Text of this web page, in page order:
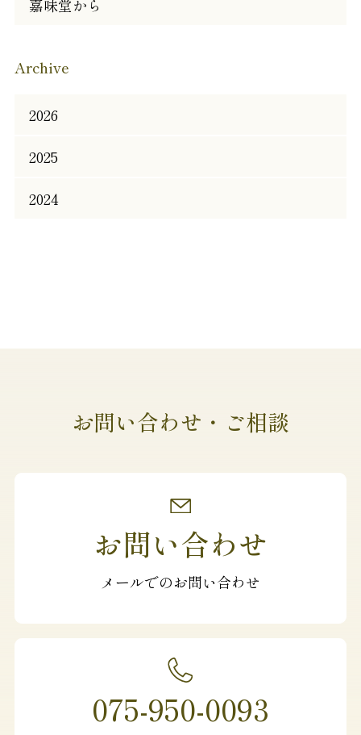
嘉味堂から
Archive
2026
2025
2024
お問い合わせ・ご相談
お問い合わせ
メールでのお問い合わせ
075-950-0093